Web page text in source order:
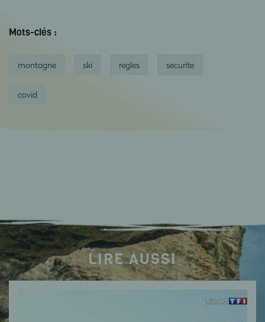
Mots-clés :
montagne ski regles securite
covid
LIRE AUSSI